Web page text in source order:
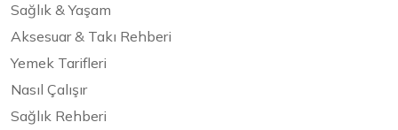
Sağlık & Yaşam
Aksesuar & Takı Rehberi
Yemek Tarifleri
Nasıl Çalışır
Sağlık Rehberi